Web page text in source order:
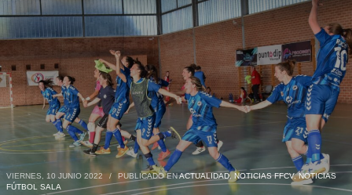
VIERNES, 10 JUNIO 2022 / PUBLICADO ENACTUALIDAD, NOTICIAS FFCV,NOTICIAS
FÚTBOL SALA